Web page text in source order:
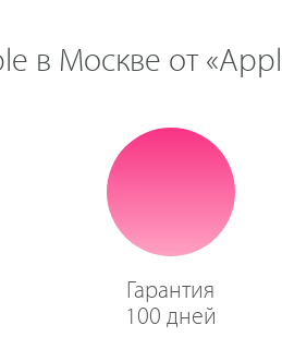
в Москве от
Гарантия
100 дней